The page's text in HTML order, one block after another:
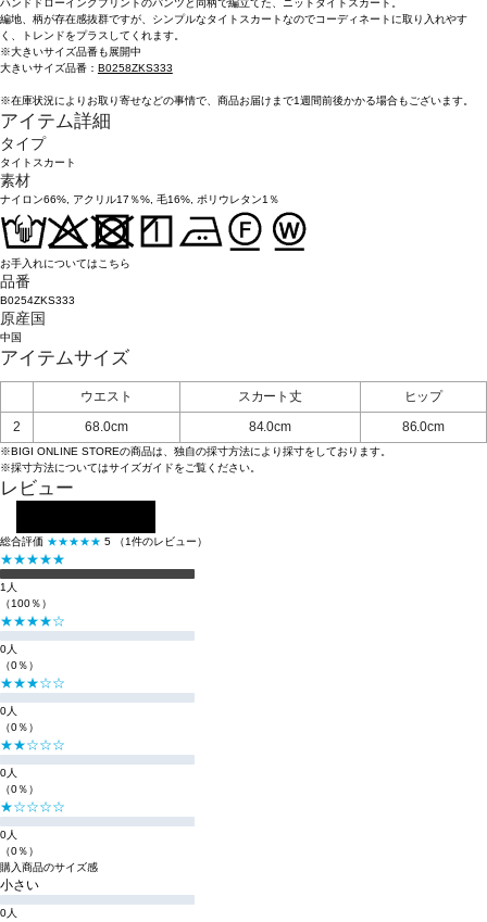
ハンドドローイングプリントのパンツと同柄で編立てた、ニットタイトスカート。
編地、柄が存在感抜群ですが、シンプルなタイトスカートなのでコーディネートに取り入れやす
く、トレンドをプラスしてくれます。
※大きいサイズ品番も展開中
大きいサイズ品番： B0258ZKS333
※在庫状況によりお取り寄せなどの事情で、商品お届けまで1週間前後かかる場合もございます。
アイテム詳細
タイプ
タイトスカート
素材
ナイロン66%, アクリル17％%, 毛16%, ポリウレタン1％
お手入れについてはこちら
品番
B0254ZKS333
原産国
中国
アイテムサイズ
ウエスト スカート丈
ヒップ
2
68.0cm 84.0cm 86.0cm
※BIGI ONLINE STOREの商品は、独自の採寸方法により採寸をしております。
※採寸方法についてはサイズガイドをご覧ください。
レビュー
総合評価 ★★★★★ 5 （1件のレビュー）
★★★★★
1人
（100％）
★★★★☆
0人
（0％）
★★★☆☆
0人
（0％）
★★☆☆☆
0人
（0％）
★☆☆☆☆
0人
（0％）
購入商品のサイズ感
小さい
0人